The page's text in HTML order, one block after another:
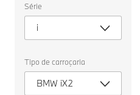
as
seguintes
propriedades
para
um
veículo
para
comparar.
Série
i
Tipo de carroçaria
BMW iX2